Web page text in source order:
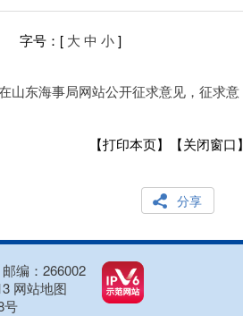
字号：[ 大 中 小]
山东海事局网站公开征求意见，征求意
【打印本页】
【关闭窗口】
分享
编：266002
网站地图
号